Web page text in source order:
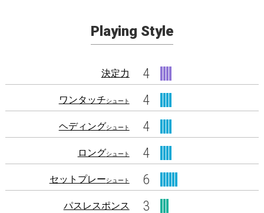
Playing Style
決定力 4
ワンタッチシュート 4
ヘディングシュート 4
ロングシュート 4
セットプレーシュート 6
パスレスポンス 3